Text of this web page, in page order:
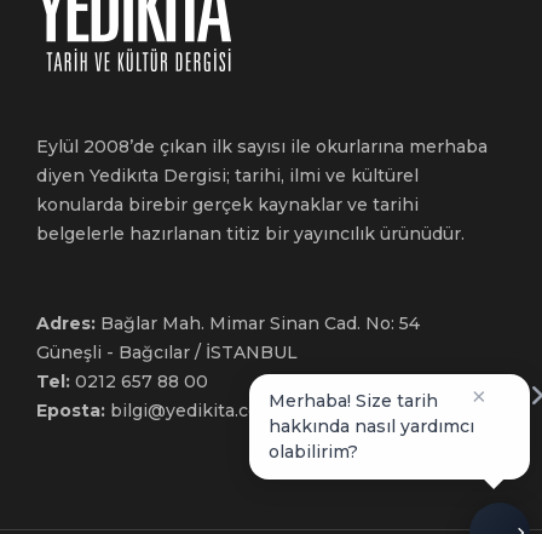
Eylül 2008’de çıkan ilk sayısı ile okurlarına merhaba
diyen Yedikıta Dergisi; tarihi, ilmi ve kültürel
konularda birebir gerçek kaynaklar ve tarihi
belgelerle hazırlanan titiz bir yayıncılık ürünüdür.
Adres: Bağlar Mah. Mimar Sinan Cad. No: 54
Güneşli - Bağcılar / İSTANBUL
Tel: 0212 657 88 00
Eposta: bilgi@yedikita.com.tr
×
Merhaba! Size tarih
hakkında nasıl yardımcı
olabilirim?